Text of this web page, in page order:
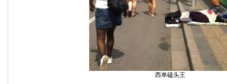
西单磕头王